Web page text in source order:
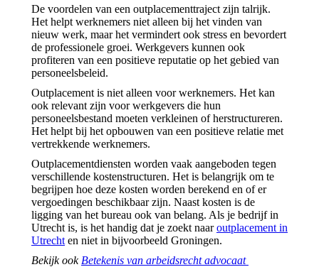
De voordelen van een outplacementtraject zijn talrijk.
Het helpt werknemers niet alleen bij het vinden van
nieuw werk, maar het vermindert ook stress en bevordert
de professionele groei. Werkgevers kunnen ook
profiteren van een positieve reputatie op het gebied van
personeelsbeleid.
Outplacement is niet alleen voor werknemers. Het kan
ook relevant zijn voor werkgevers die hun
personeelsbestand moeten verkleinen of herstructureren.
Het helpt bij het opbouwen van een positieve relatie met
vertrekkende werknemers.
Outplacementdiensten worden vaak aangeboden tegen
verschillende kostenstructuren. Het is belangrijk om te
begrijpen hoe deze kosten worden berekend en of er
vergoedingen beschikbaar zijn. Naast kosten is de
ligging van het bureau ook van belang. Als je bedrijf in
Utrecht is, is het handig dat je zoekt naaroutplacement in
Utrecht en niet in bijvoorbeeld Groningen.
Bekijk ook Betekenis van arbeidsrecht advocaat